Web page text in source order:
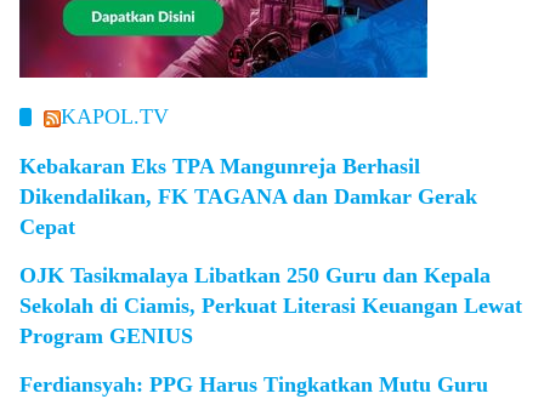
KAPOL.TV
Kebakaran Eks TPA Mangunreja Berhasil
Dikendalikan, FK TAGANA dan Damkar Gerak
Cepat
OJK Tasikmalaya Libatkan 250 Guru dan Kepala
Sekolah di Ciamis, Perkuat Literasi Keuangan Lewat
Program GENIUS
Ferdiansyah: PPG Harus Tingkatkan Mutu Guru